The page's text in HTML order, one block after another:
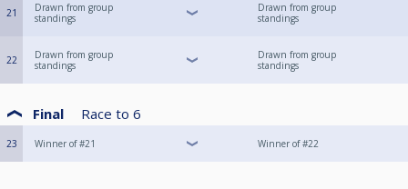
21
Drawn from group
standings
Drawn from group
standings
22
Drawn from group
standings
Drawn from group
standings
Final Race to 6
23 Winner of #21 Winner of #22